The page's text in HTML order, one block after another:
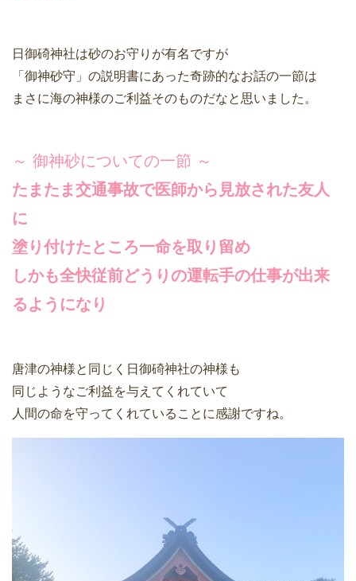
日御碕神社は砂のお守りが有名ですが
「御神砂守」の説明書にあった奇跡的なお話の一節は
まさに海の神様のご利益そのものだなと思いました。
～ 御神砂についての一節 ～
たまたま交通事故で医師から見放された友人
に
塗り付けたところ一命を取り留め
しかも全快従前どうりの運転手の仕事が出来
るようになり
唐津の神様と同じく日御碕神社の神様も
同じようなご利益を与えてくれていて
人間の命を守ってくれていることに感謝ですね。